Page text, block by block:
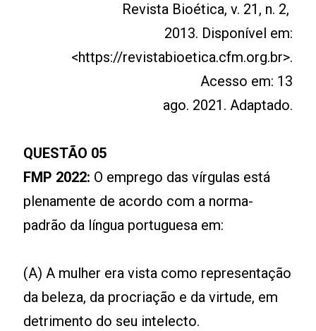
Revista Bioética, v. 21, n. 2,
2013. Disponível em:
<https://revistabioetica.cfm.org.br>.
Acesso em: 13
ago. 2021. Adaptado.
QUESTÃO 05
FMP 2022: O emprego das vírgulas está
plenamente de acordo com a norma-
padrão da língua portuguesa em:
(A) A mulher era vista como representação
da beleza, da procriação e da virtude, em
detrimento do seu intelecto.